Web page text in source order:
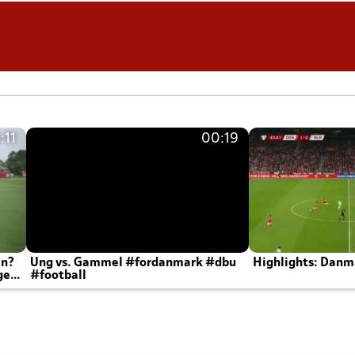
00:19
Ung vs. Gammel #fordanmark #dbu
#football
Highlights: